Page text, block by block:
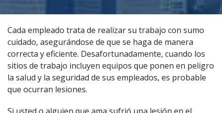
Cada empleado trata de realizar su trabajo con sumo
cuidado, asegurándose de que se haga de manera
correcta y eficiente. Desafortunadamente, cuando los
sitios de trabajo incluyen equipos que ponen en peligro
la salud y la seguridad de sus empleados, es probable
que ocurran lesiones.